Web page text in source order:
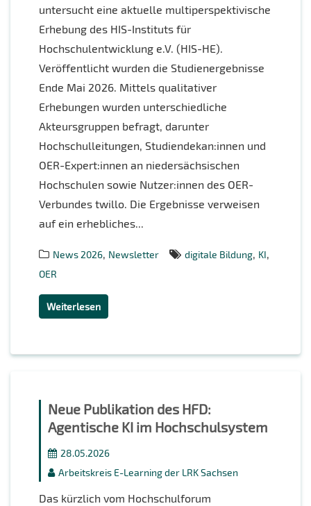
untersucht eine aktuelle multiperspektivische
Erhebung des HIS-Instituts für
Hochschulentwicklung e.V. (HIS-HE).
Veröffentlicht wurden die Studienergebnisse
Ende Mai 2026. Mittels qualitativer
Erhebungen wurden unterschiedliche
Akteursgruppen befragt, darunter
Hochschulleitungen, Studiendekan:innen und
OER-Expert:innen an niedersächsischen
Hochschulen sowie Nutzer:innen des OER-
Verbundes twillo. Die Ergebnisse verweisen
auf ein erhebliches...
News 2026, Newsletter digitale Bildung, KI,
OER
Weiterlesen
Neue Publikation des HFD:
Agentische KI im Hochschulsystem
28.05.2026
Arbeitskreis E-Learning der LRK Sachsen
Das kürzlich vom Hochschulforum